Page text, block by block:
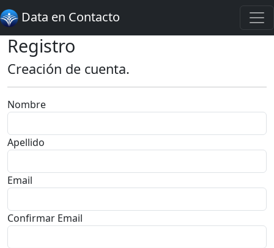
Data en Contacto
Registro
Creación de cuenta.
Nombre
Apellido
Email
Confirmar Email